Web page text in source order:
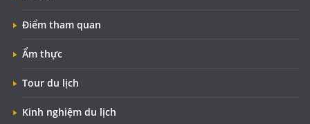
Điểm tham quan
Ẩm thực
Tour du lịch
Kinh nghiệm du lịch